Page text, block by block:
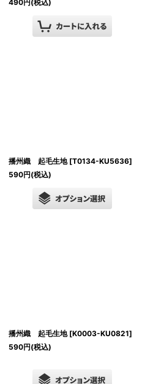
490円(税込)
播州織 起毛生地 [T0134-KU5636]
590円(税込)
播州織 起毛生地 [K0003-KU0821]
590円(税込)